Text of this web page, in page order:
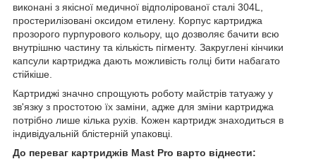
виконані з якісної медичної відполірованої сталі 304L,
простерилізовані оксидом етилену. Корпус картриджа
прозорого пурпурового кольору, що дозволяє бачити всю
внутрішню частину та кількість пігменту. Закруглені кінчики
капсули картриджа дають можливість голці бити набагато
стійкіше.
Картриджі значно спрощують роботу майстрів татуажу у
зв'язку з простотою їх заміни, адже для зміни картриджа
потрібно лише кілька рухів. Кожен картридж знаходиться в
індивідуальній блістерній упаковці.
До переваг картриджів Mast Pro варто віднести: